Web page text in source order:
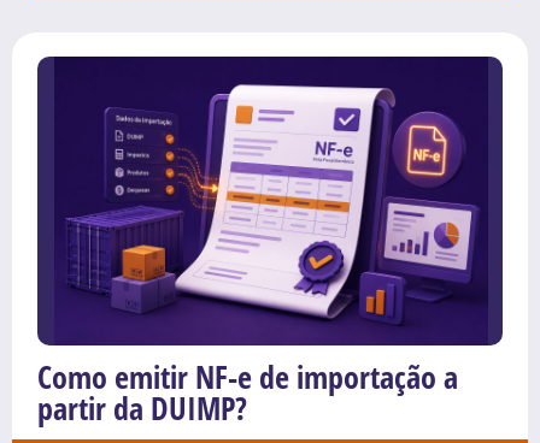
Como emitir NF-e de importação a
partir da DUIMP?